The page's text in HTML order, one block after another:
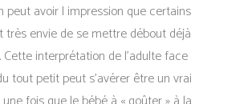
peut avoir l impression que certains
très envie de se mettre débout déjà
interprétation de l’adulte face
tout petit peut s’avérer être un vrai